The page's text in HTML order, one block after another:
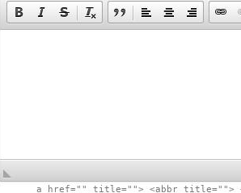
<a href="" title=""> <abbr title="">